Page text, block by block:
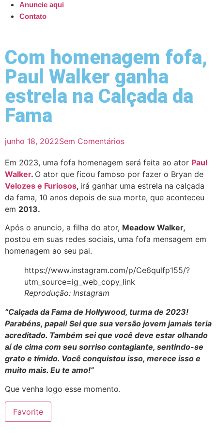
Anuncie aqui
Contato
Com homenagem fofa,
Paul Walker ganha
estrela na Calçada da
Fama
junho 18, 2022Sem Comentários
Em 2023, uma fofa homenagem será feita ao ator Paul
Walker. O ator que ficou famoso por fazer o Bryan de
Velozes e Furiosos, irá ganhar uma estrela na calçada
da fama, 10 anos depois de sua morte, que aconteceu
em 2013.
Após o anuncio, a filha do ator, Meadow Walker,
postou em suas redes sociais, uma fofa mensagem em
homenagem ao seu pai.
https://www.instagram.com/p/Ce6qulfp155/?
utm_source=ig_web_copy_link
Reprodução: Instagram
“Calçada da Fama de Hollywood, turma de 2023!
Parabéns, papai! Sei que sua versão jovem jamais teria
acreditado. Também sei que você deve estar olhando
aí de cima com seu sorriso contagiante, sentindo-se
grato e tímido. Você conquistou isso, merece isso e
muito mais. Eu te amo!”
Que venha logo esse momento.
Favorite